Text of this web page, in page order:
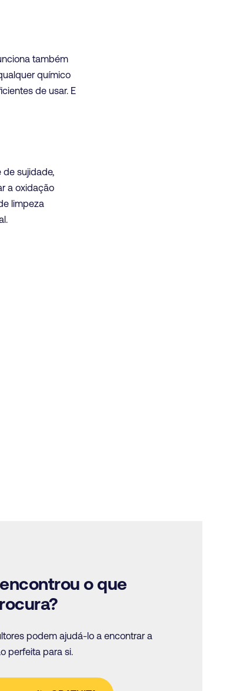
também
químico
de usar. E
de sujidade,
a oxidação
limpeza
o que
podem ajudá-lo a encontrar a
perfeita para si.